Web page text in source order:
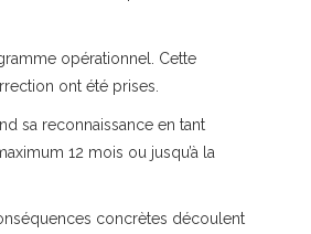
opérationnel. Cette
ont été prises.
sa reconnaissance en tant
12 mois ou jusqu’à la
concrètes découlent